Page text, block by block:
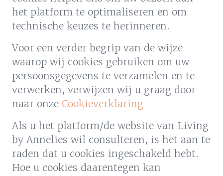
het platform te optimaliseren en om
technische keuzes te herinneren.
Voor een verder begrip van de wijze
waarop wij cookies gebruiken om uw
persoonsgegevens te verzamelen en te
verwerken, verwijzen wij u graag door
naar onze Cookieverklaring
Als u het platform/de website van Living
by Annelies wil consulteren, is het aan te
raden dat u cookies ingeschakeld hebt.
Hoe u cookies daarentegen kan